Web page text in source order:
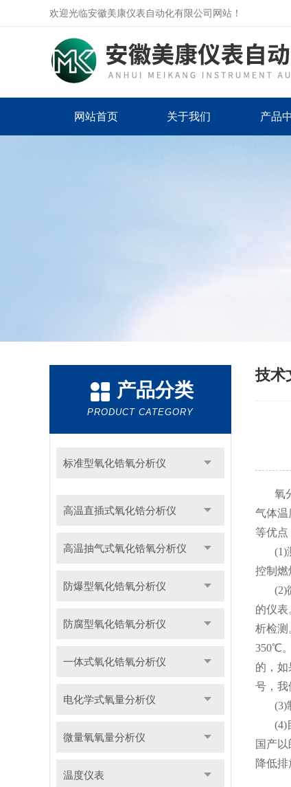
欢迎光临安徽美康仪表自动化有限公司网站！
网站首页 关于我们 产品
产品分类
PRODUCT CATEGORY
标准型氧化锆氧分析仪
高温直插式氧化锆分析仪
高温抽气式氧化锆氧分析仪
防爆型氧化锆氧分析仪
防腐型氧化锆氧分析仪
一体式氧化锆氧分析仪
电化学式氧量分析仪
微量氧氧量分析仪
温度仪表
技术
氧
气体温
等优点
(1)
控制燃
(2)
的仪
析检测
350℃
的，
号，我
(3)
(4)
国产
降低